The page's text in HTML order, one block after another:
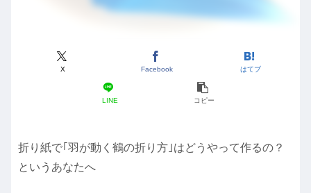
X Facebook はてブ
LINE コピー
折り紙で｢羽が動く鶴の折り方｣はどうやって作るの？
というあなたへ